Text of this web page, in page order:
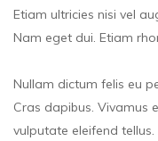
Etiam ultricies nisi vel
Nam eget dui. Etiam
Nullam dictum felis eu
Cras dapibus. Vivamus
vulputate eleifend